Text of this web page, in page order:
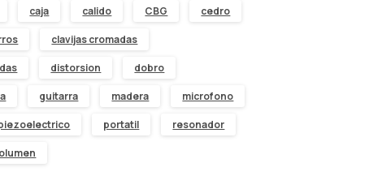
caja calido CBG cedro
clavijas cromadas
distorsion dobro
guitarra madera microfono
portatil resonador